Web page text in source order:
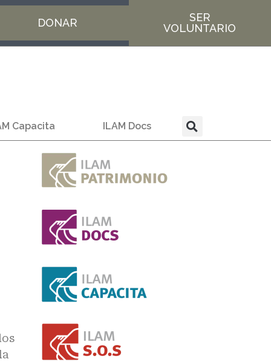
DONAR
SER
VOLUNTARIO
Capacita ILAM Docs